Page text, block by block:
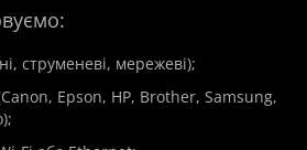
струменеві, мережеві);
Epson, HP, Brother, Samsung,